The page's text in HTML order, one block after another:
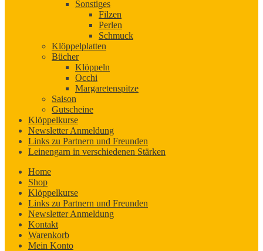
Sonstiges
Filzen
Perlen
Schmuck
Klöppelplatten
Bücher
Klöppeln
Occhi
Margaretenspitze
Saison
Gutscheine
Klöppelkurse
Newsletter Anmeldung
Links zu Partnern und Freunden
Leinengarn in verschiedenen Stärken
Home
Shop
Klöppelkurse
Links zu Partnern und Freunden
Newsletter Anmeldung
Kontakt
Warenkorb
Mein Konto